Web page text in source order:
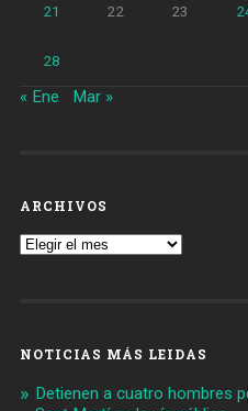
21 22 23
28
« Ene Mar »
ARCHIVOS
Archivos
NOTICIAS MÁS LEIDAS
Detienen a cuatro hombres